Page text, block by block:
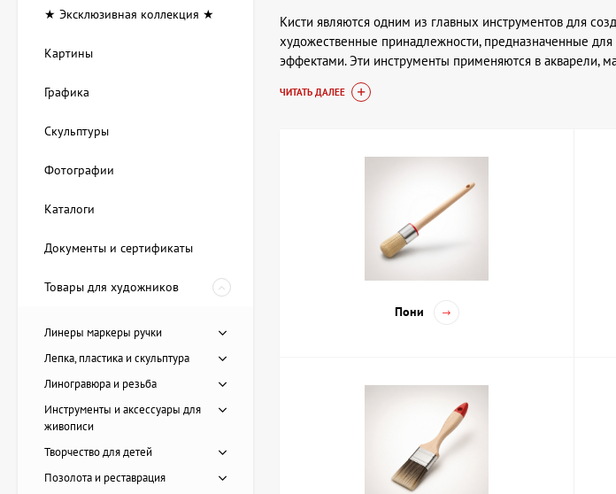
Кисти являются одним из главных инструментов для
художественные принадлежности, предназначенные
эффектами. Эти инструменты применяются в акварели,
художнику воплощать разные творческие замыслы, от
синтетическим и смешанным ворсом, различающиеся
— подходят для точечной работы,
Плоские кисти— используются для заполнения
Веерные кисти— отлично справляются с
Декоративные кисти— имеют необычные формы
Материалы ворса выбираются в зависимости от
Как выбрать кисти для работы:
При выборе кистей важно учитывать несколько
обратить внимание на следующие моменты:
для масляной живописи
ЧИТАТЬ ДАЛЕЕ
Пони
★ Эксклюзивная коллекция ★
Картины
Графика
Скульптуры
Фотографии
Каталоги
Документы и сертификаты
Товары для художников
Линеры маркеры ручки
Лепка, пластика и скульптура
Линогравюра и резьба
Инструменты и аксессуары для
живописи
Творчество для детей
Позолота и реставрация